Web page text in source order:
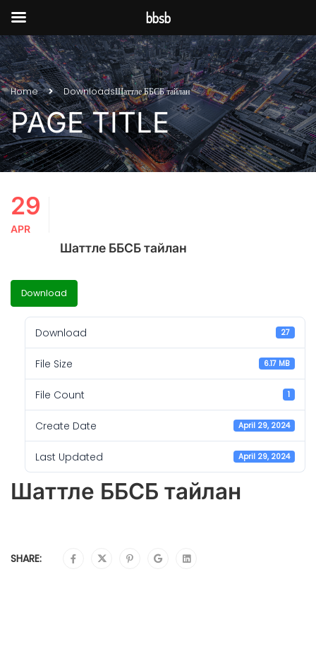
Home DownloadsШаттле ББСБ тайлан
PAGE TITLE
29
APR
Шаттле ББСБ тайлан
Download
Download 27
File Size 6.17 MB
File Count 1
Create Date April 29, 2024
Last Updated April 29, 2024
Шаттле ББСБ тайлан
SHARE:
bbsb